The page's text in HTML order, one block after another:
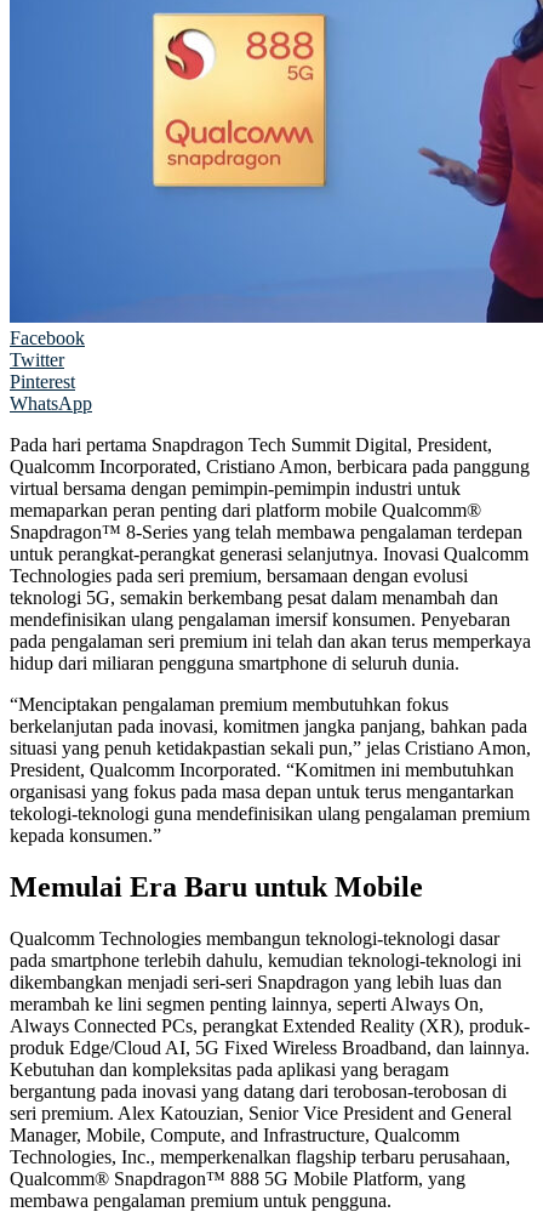
Facebook
Twitter
Pinterest
WhatsApp
Pada hari pertama Snapdragon Tech Summit Digital, President,
Qualcomm Incorporated, Cristiano Amon, berbicara pada panggung
virtual bersama dengan pemimpin-pemimpin industri untuk
memaparkan peran penting dari platform mobile Qualcomm®
Snapdragon™ 8-Series yang telah membawa pengalaman terdepan
untuk perangkat-perangkat generasi selanjutnya. Inovasi Qualcomm
Technologies pada seri premium, bersamaan dengan evolusi
teknologi 5G, semakin berkembang pesat dalam menambah dan
mendefinisikan ulang pengalaman imersif konsumen. Penyebaran
pada pengalaman seri premium ini telah dan akan terus memperkaya
hidup dari miliaran pengguna smartphone di seluruh dunia.
“Menciptakan pengalaman premium membutuhkan fokus
berkelanjutan pada inovasi, komitmen jangka panjang, bahkan pada
situasi yang penuh ketidakpastian sekali pun,” jelas Cristiano Amon,
President, Qualcomm Incorporated. “Komitmen ini membutuhkan
organisasi yang fokus pada masa depan untuk terus mengantarkan
tekologi-teknologi guna mendefinisikan ulang pengalaman premium
kepada konsumen.”
Memulai Era Baru untuk Mobile
Qualcomm Technologies membangun teknologi-teknologi dasar
pada smartphone terlebih dahulu, kemudian teknologi-teknologi ini
dikembangkan menjadi seri-seri Snapdragon yang lebih luas dan
merambah ke lini segmen penting lainnya, seperti Always On,
Always Connected PCs, perangkat Extended Reality (XR), produk-
produk Edge/Cloud AI, 5G Fixed Wireless Broadband, dan lainnya.
Kebutuhan dan kompleksitas pada aplikasi yang beragam
bergantung pada inovasi yang datang dari terobosan-terobosan di
seri premium. Alex Katouzian, Senior Vice President and General
Manager, Mobile, Compute, and Infrastructure, Qualcomm
Technologies, Inc., memperkenalkan flagship terbaru perusahaan,
Qualcomm® Snapdragon™ 888 5G Mobile Platform, yang
membawa pengalaman premium untuk pengguna.